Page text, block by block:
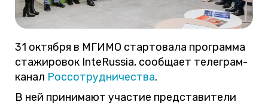
31 октября в МГИМО стартовала программа
стажировок InteRussia, сообщает телеграм-
канал Россотрудничества.
В ней принимают участие представители